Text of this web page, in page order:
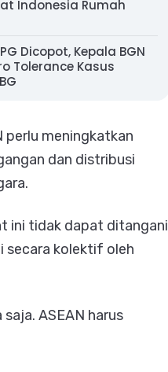
Indonesia Rumah
Dicopot, Kepala BGN
Tolerance Kasus
perlu meningkatkan
dan distribusi
ini tidak dapat ditangani
secara kolektif oleh
ASEAN harus